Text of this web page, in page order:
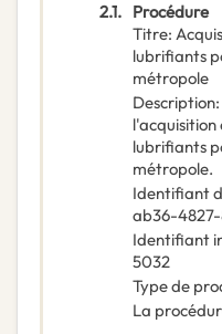
2.1. Procédure
Titre:
lubrifiants
métropole
Description:
l'acquisition
lubrifiants
métropole.
Identifiant
ab36-
Identifiant
5032
Type de
La